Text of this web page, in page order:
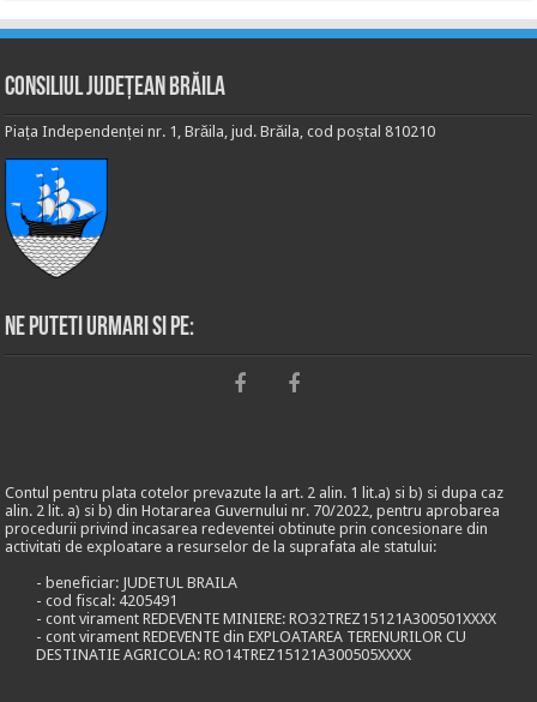
Consiliul Județean Brăila
Piața Independenței nr. 1, Brăila, jud. Brăila, cod poștal 810210
Ne puteti urmari si pe:
Contul pentru plata cotelor prevazute la art. 2 alin. 1 lit.a) si b) si dupa caz
alin. 2 lit. a) si b) din Hotararea Guvernului nr. 70/2022, pentru aprobarea
procedurii privind incasarea redeventei obtinute prin concesionare din
activitati de exploatare a resurselor de la suprafata ale statului:
- beneficiar: JUDETUL BRAILA
- cod fiscal: 4205491
- cont virament REDEVENTE MINIERE: RO32TREZ15121A300501XXXX
- cont virament REDEVENTE din EXPLOATAREA TERENURILOR CU
DESTINATIE AGRICOLA: RO14TREZ15121A300505XXXX